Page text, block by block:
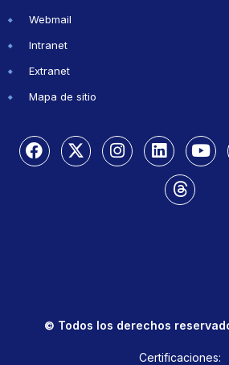
Webmail
Intranet
Extranet
Mapa de sitio
© Todos los derechos
Certificaciones: